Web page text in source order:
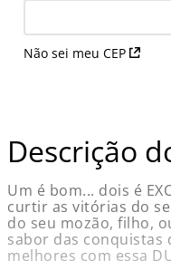
Não sei meu CEP
Descrição
Um é bom... dois é
curtir as vitórias do
do seu mozão, filho,
sabor das conquistas
melhores com essa